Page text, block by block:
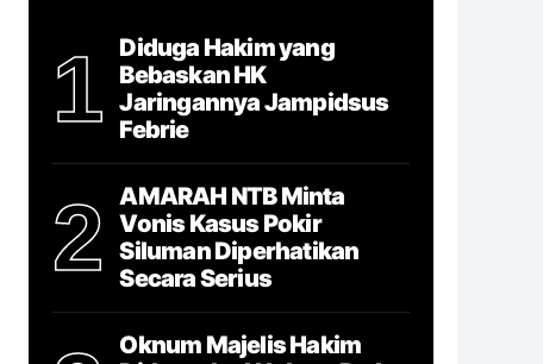
1
Diduga Hakim yang
Bebaskan HK
Jaringannya Jampidsus
Febrie
2
AMARAH NTB Minta
Vonis Kasus Pokir
Siluman Diperhatikan
Secara Serius
Oknum Majelis Hakim